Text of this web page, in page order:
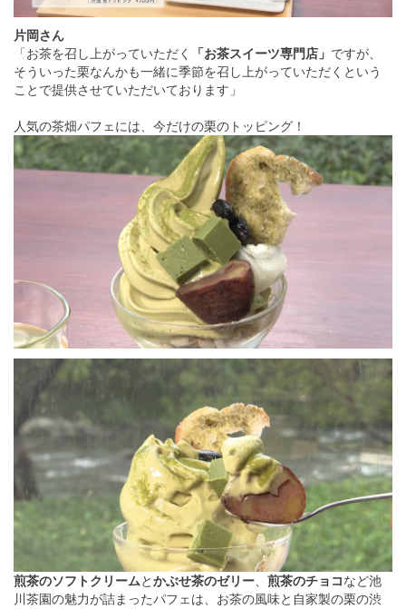
片岡さん
「お茶を召し上がっていただく
「お茶スイーツ専門店」 ですが、
そういった栗なんかも一緒に季節を召し上がっていただくという
ことで提供させていただいております」
人気の茶畑パフェには、今だけの栗のトッピング！
煎茶のソフトクリームとかぶせ茶のゼリー、 煎茶のチョコなど池
川茶園の魅力が詰まったパフェは、お茶の風味と自家製の栗の渋